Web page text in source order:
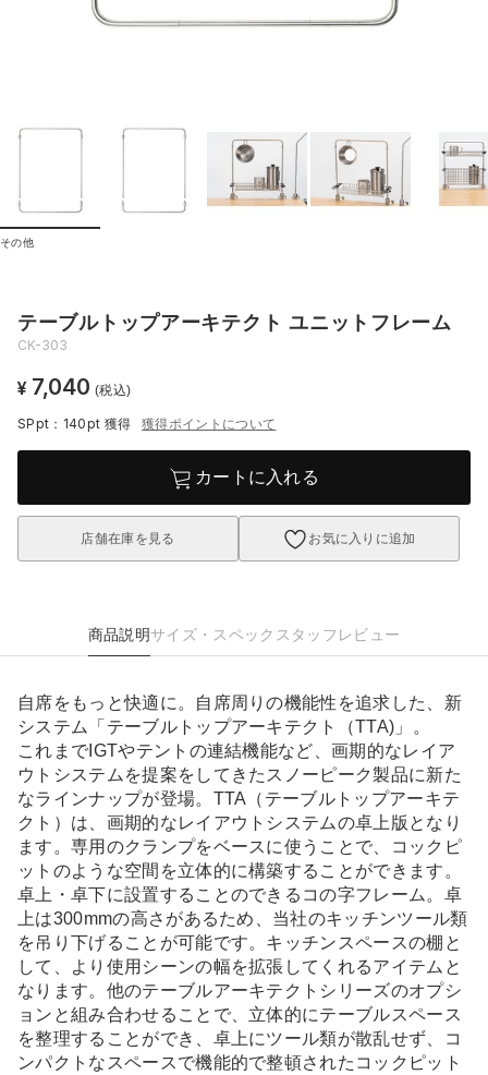
その他
テーブルトップアーキテクト ユニットフレーム
CK-303
¥ 7,040 (税込)
SPpt：140pt 獲得 獲得ポイントについて
カートに入れる
店舗在庫を見る お気に入りに追加
商品説明サイズ・スペック スタッフレビュー
自席をもっと快適に。自席周りの機能性を追求した、新
システム「テーブルトップアーキテクト（TTA)」。
これまでIGTやテントの連結機能など、画期的なレイア
ウトシステムを提案をしてきたスノーピーク製品に新た
なラインナップが登場。TTA（テーブルトップアーキテ
クト）は、画期的なレイアウトシステムの卓上版となり
ます。専用のクランプをベースに使うことで、コックピ
ットのような空間を立体的に構築することができます。
卓上・卓下に設置することのできるコの字フレーム。卓
上は300mmの高さがあるため、当社のキッチンツール類
を吊り下げることが可能です。キッチンスペースの棚と
して、より使用シーンの幅を拡張してくれるアイテムと
なります。他のテーブルアーキテクトシリーズのオプシ
ョンと組み合わせることで、立体的にテーブルスペース
を整理することができ、卓上にツール類が散乱せず、コ
ンパクトなスペースで機能的で整頓されたコックピット